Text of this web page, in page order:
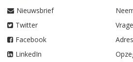
Nieuwsbrief
Twitter
Facebook
LinkedIn